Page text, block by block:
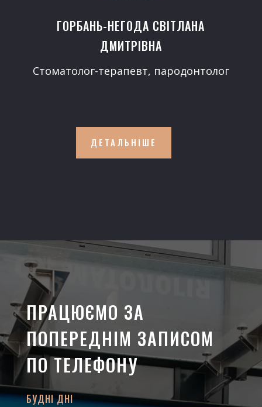
ГОРБАНЬ-НЕГОДА СВІТЛАНА
ДМИТРІВНА
Стоматолог-терапевт, пародонтолог
ДЕТАЛЬНІШЕ
ПРАЦЮЄМО ЗА
ПОПЕРЕДНІМ ЗАПИСОМ
ПО ТЕЛЕФОНУ
БУДНІ ДНІ